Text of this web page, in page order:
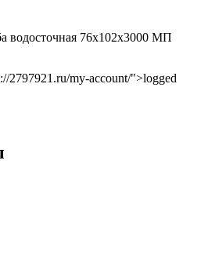
водосточная 76х102х3000 МП
2797921.ru/my-account/">logged